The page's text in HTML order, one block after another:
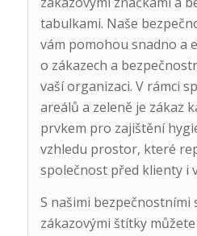
tabulkami. Naše
vám pomohou snadno a
o zákazech a
vaší organizaci. V rámci
areálů a zeleně je zákaz
prvkem pro zajištění
vzhledu prostor, které
společnost před klienty i
S našimi bezpečnostními
zákazovými štítky